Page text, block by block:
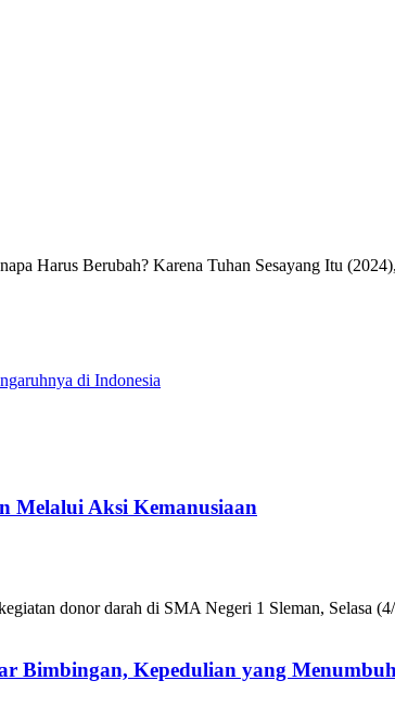
Harus Berubah? Karena Tuhan Sesayang Itu
di Indonesia
Melalui Aksi Kemanusiaan
donor darah di SMA Negeri 1 Sleman, Selasa
Bimbingan, Kepedulian yang